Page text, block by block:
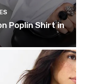
Poplin Shirt in